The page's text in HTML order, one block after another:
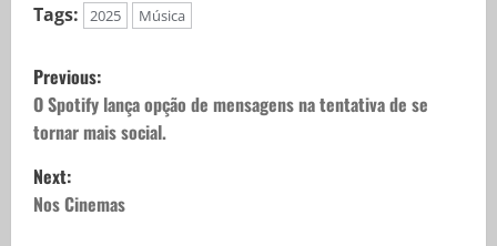
Tags:
2025 Música
Previous:
O Spotify lança opção de mensagens na tentativa de se
tornar mais social.
Next:
Nos Cinemas